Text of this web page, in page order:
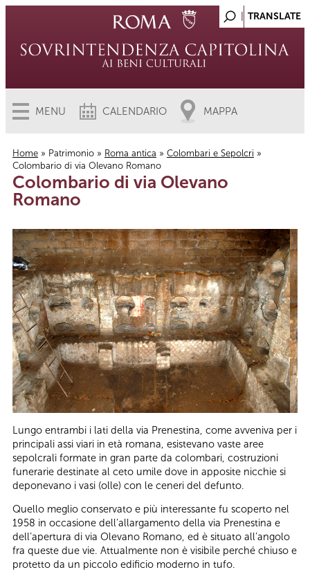
MENU CALENDARIO MAPPA
Tu sei qui
Home » Patrimonio » Roma antica » Colombari e Sepolcri »
Colombario di via Olevano Romano
Colombario di via Olevano
Romano
Lungo entrambi i lati della via Prenestina, come avveniva per i
principali assi viari in età romana, esistevano vaste aree
sepolcrali formate in gran parte da colombari, costruzioni
funerarie destinate al ceto umile dove in apposite nicchie si
deponevano i vasi (olle) con le ceneri del defunto.
Quello meglio conservato e più interessante fu scoperto nel
1958 in occasione dell’allargamento della via Prenestina e
dell’apertura di via Olevano Romano, ed è situato all’angolo
fra queste due vie. Attualmente non è visibile perché chiuso e
protetto da un piccolo edificio moderno in tufo.